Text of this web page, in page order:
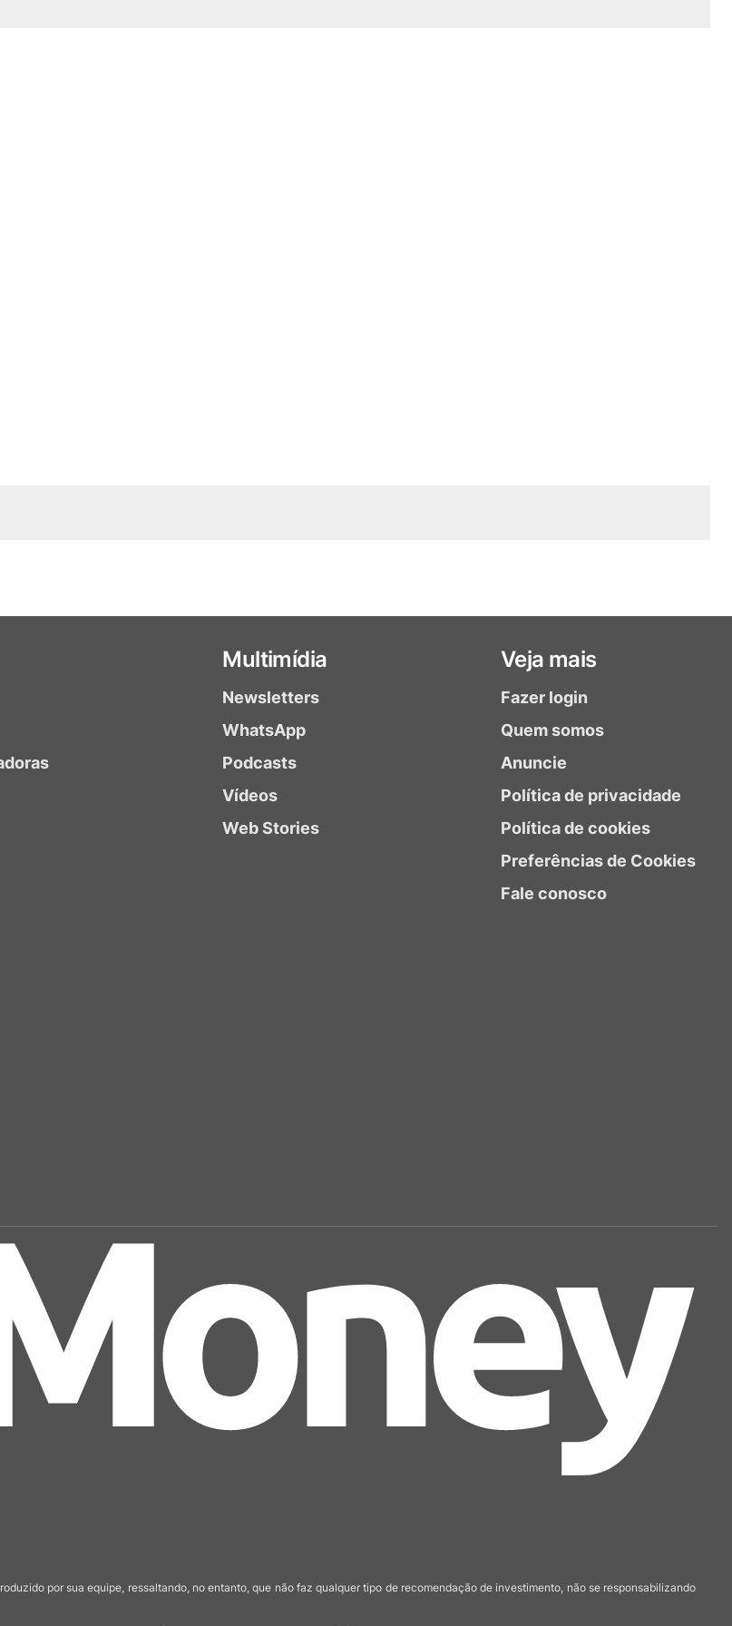
Multimídia
Newsletters
WhatsApp
Podcasts
Vídeos
Web Stories
Veja mais
Fazer login
Quem somos
Anuncie
Política de privacidade
Política de cookies
Preferências de Cookies
Fale conosco
por sua equipe, ressaltando, no entanto, que não faz qualquer tipo de recomendação de investimento, não se responsabilizando